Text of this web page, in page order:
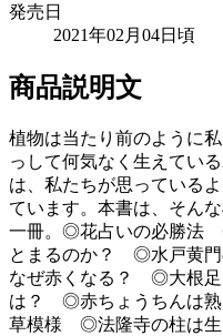
発売日
2021年02月04日頃
商品説明文
植物は当たり前のように
っして何気なく生えてい
は、私たちが思っている
ています。本書は、そん
一冊。◎花占いの必勝法
とまるのか？ ◎水戸黄
なぜ赤くなる？ ◎大根
は？ ◎赤ちょうちんは
草模様 ◎法隆寺の柱は生